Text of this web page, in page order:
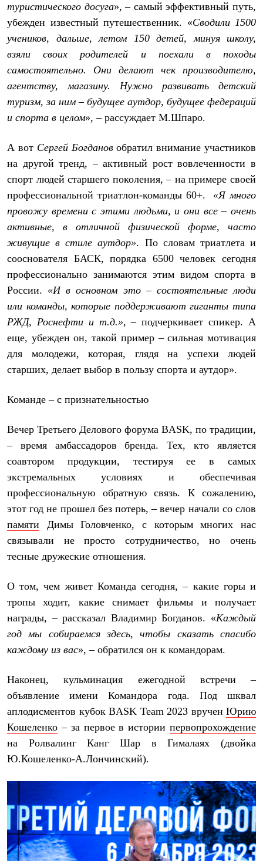
туристического досуга», – самый эффективный путь,
убежден известный путешественник. «Сводили 1500
учеников, дальше, летом 150 детей, минуя школу,
взяли своих родителей и поехали в походы
самостоятельно. Они делают чек производителю,
агентству, магазину. Нужно развивать детский
туризм, за ним – будущее аутдор, будущее федераций
и спорта в целом», – рассуждает М.Шпаро.
А вот Сергей Богдановобратил внимание участников
на другой тренд, – активный рост вовлеченности в
спорт людей старшего поколения, – на примере своей
профессиональной триатлон-команды 60+. «Я много
провожу времени с этими людьми, и они все – очень
активные, в отличной физической форме, часто
живущие в стиле аутдор». По словам триатлета и
сооснователя БАСК, порядка 6500 человек сегодня
профессионально занимаются этим видом спорта в
России. «И в основном это – состоятельные люди
или команды, которые поддерживают гиганты типа
РЖД, Роснефти и т.д.», – подчеркивает спикер. А
еще, убежден он, такой пример – сильная мотивация
для молодежи, которая, глядя на успехи людей
старших, делает выбор в пользу спорта и аутдор».
Команде – с признательностью
Вечер Третьего Делового форума BASK, по традиции,
– время амбассадоров бренда. Тех, кто является
соавтором продукции, тестируя ее в самых
экстремальных условиях и обеспечивая
профессиональную обратную связь. К сожалению,
этот год не прошел без потерь, – вечер начали со слов
памяти Димы Головченко, с которым многих нас
связывали не просто сотрудничество, но очень
тесные дружеские отношения.
О том, чем живет Команда сегодня, – какие горы и
тропы ходит, какие снимает фильмы и получает
награды, – рассказал Владимир Богданов. «Каждый
год мы собираемся здесь, чтобы сказать спасибо
каждому из вас», – обратился он к командорам.
Наконец, кульминация ежегодной встречи –
объявление имени Командора года. Под шквал
аплодисментов кубок BASK Team 2023 вручен Юрию
Кошеленко – за первое в истории первопрохождение
на Ролвалинг Канг Шар в Гималаях (двойка
Ю.Кошеленко-А.Лончинский).